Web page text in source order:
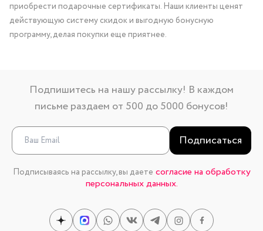
приобрести подарочные сертификаты. Наши клиенты ценят
действующую систему скидок и выгодную бонусную
программу, делая покупки еще приятнее.
Подпишитесь на нашу рассылку! В каждом
письме раздаем от 500 до 5000 бонусов!
Подписаться
Подписываясь на рассылку, вы даете согласие на обработку
персональных данных.